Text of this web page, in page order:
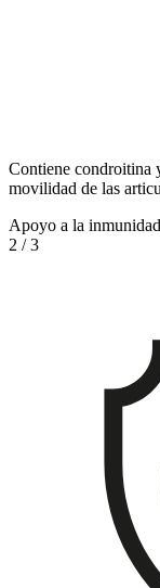
Contiene condroitina
movilidad de las
Apoyo a la inmunidad
2 /3